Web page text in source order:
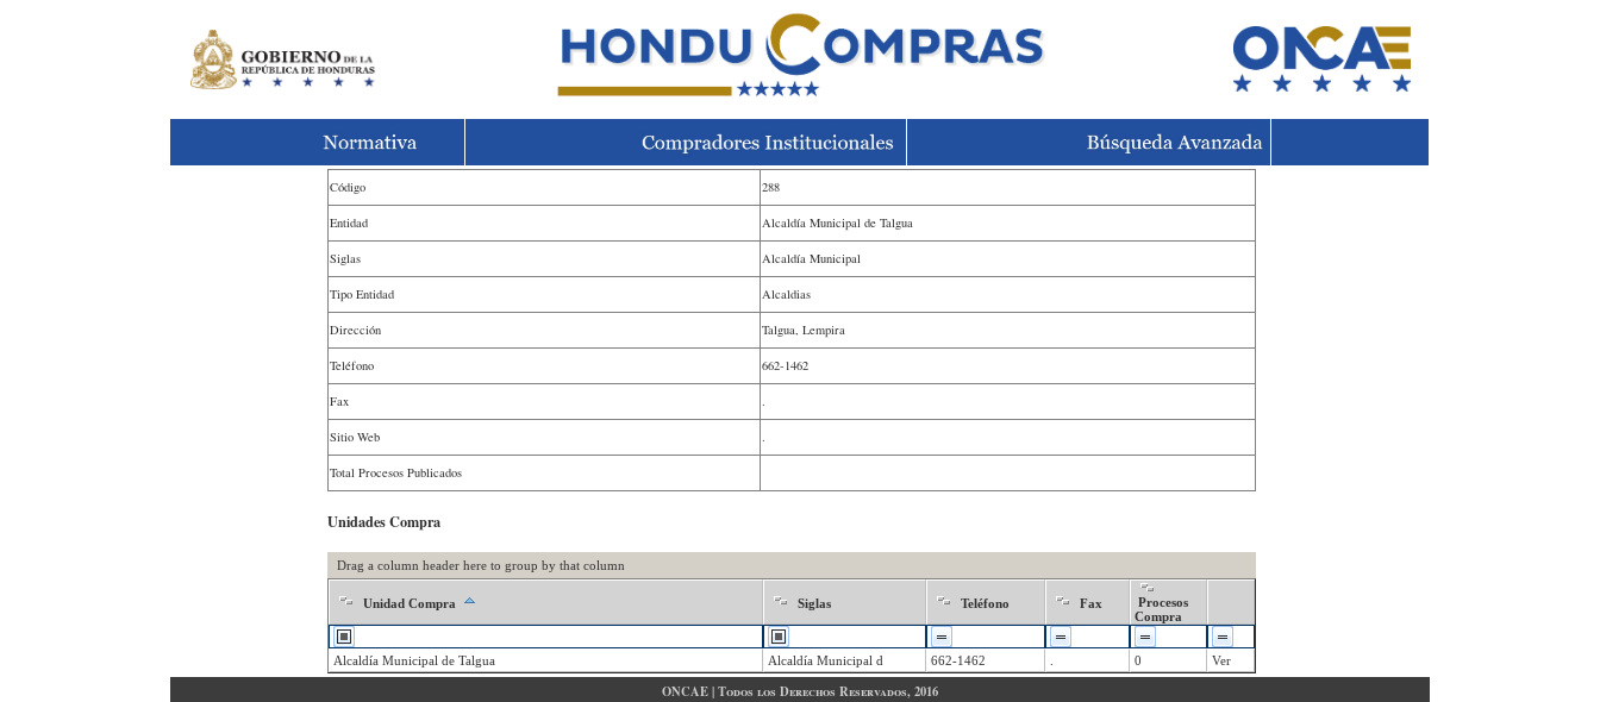
Código 288
Entidad Alcaldía Municipal de Talgua
Siglas Alcaldía Municipal
Tipo Entidad Alcaldias
Dirección Talgua, Lempira
Teléfono 662-1462
Fax .
Sitio Web .
Total Procesos Publicados
Unidades Compra
Drag a column header here to group by that column
Unidad Compra Siglas Teléfono Fax
Procesos
Compra
Alcaldía Municipal de Talgua Alcaldía Municipal d 662-1462 0 Ver
ONCAE | Todos los Derechos Reservados, 2016